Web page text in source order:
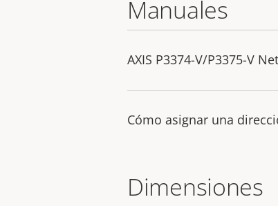
Manuales
AXIS P3374-V/P3375-V
Cómo asignar una
Dimensiones